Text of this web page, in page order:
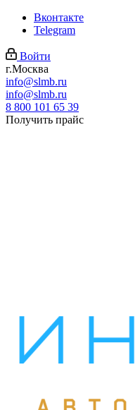
Вконтакте
Telegram
Войти
г.Москва
info@slmb.ru
info@slmb.ru
8 800 101 65 39
Получить прайс